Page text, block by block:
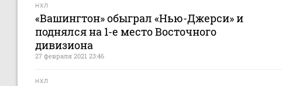
НХЛ
«Вашингтон» обыграл «Нью-Джерси» и
поднялся на 1-е место Восточного
дивизиона
27 февраля 2021 23:46
НХЛ